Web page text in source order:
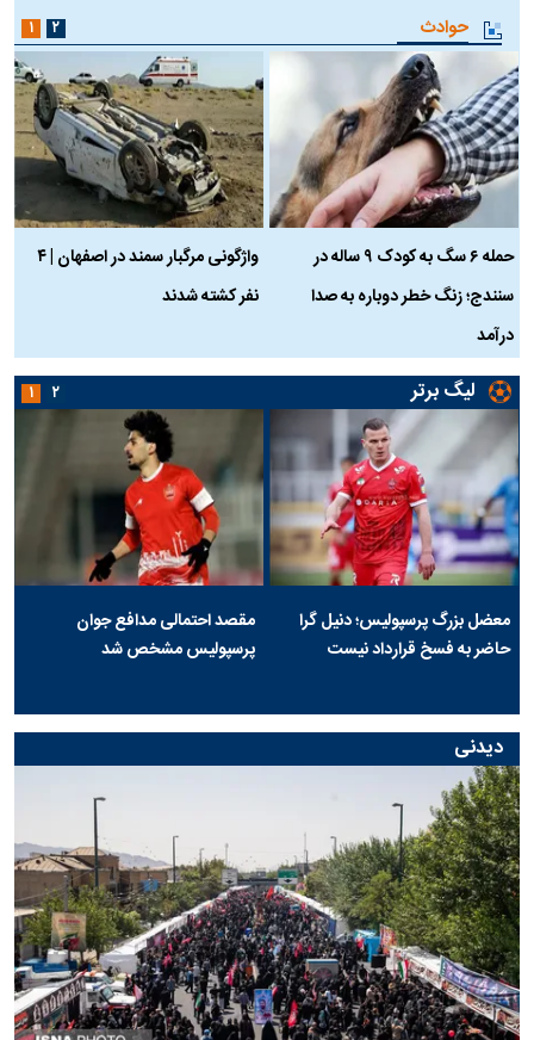
حوادث
حمله ۶ سگ به کودک ۹ ساله در
سنندج؛ زنگ خطر دوباره به صدا
درآمد
واژگونی مرگبار سمند در اصفهان | ۴
نفر کشته شدند
۱ ۲
لیگ برتر
معضل بزرگ پرسپولیس؛ دنیل گرا
حاضر به فسخ قرارداد نیست
مقصد احتمالی مدافع جوان
پرسپولیس مشخص شد
۱ ۲
دیدنی